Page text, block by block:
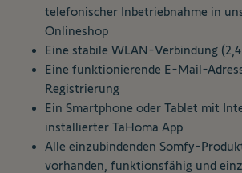
telefonischer Inbetriebnahme in
Onlineshop
Eine stabile WLAN-Verbindung
Eine funktionierende E-Mail-
Registrierung
Ein Smartphone oder Tablet mit
installierter TaHoma App
Alle einzubindenden Somfy-
vorhanden, funktionsfähig und